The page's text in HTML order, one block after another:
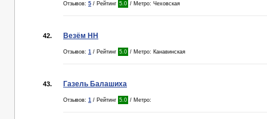
Отзывов: 5 / Рейтинг 5.0 / Метро: Чеховская
42. Везём НН
Отзывов: 1 / Рейтинг 5.0 / Метро: Канавинская
43. Газель Балашиха
Отзывов: 1 / Рейтинг 5.0 / Метро: